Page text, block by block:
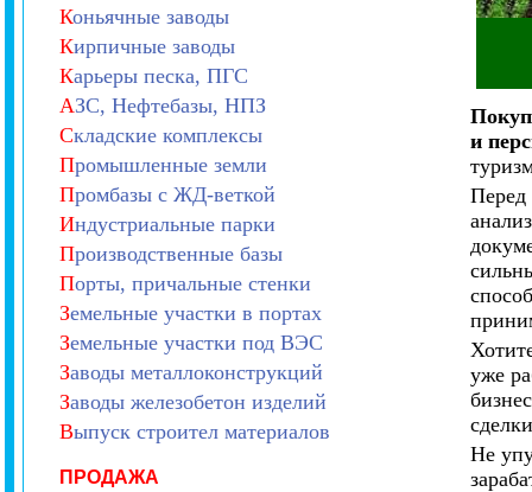
Коньячные заводы
Кирпичные заводы
Карьеры песка, ПГС
АЗС, Нефтебазы, НПЗ
Складские комплексы
Промышленные земли
Промбазы с ЖД-веткой
Индустриальные парки
Производственные базы
Порты, причальные стенки
Земельные участки в портах
Земельные участки под ВЭС
Заводы металлоконструкций
Заводы железобетон изделий
Выпуск строител материалов
ПРОДАЖА
и
Перед
уже
Не